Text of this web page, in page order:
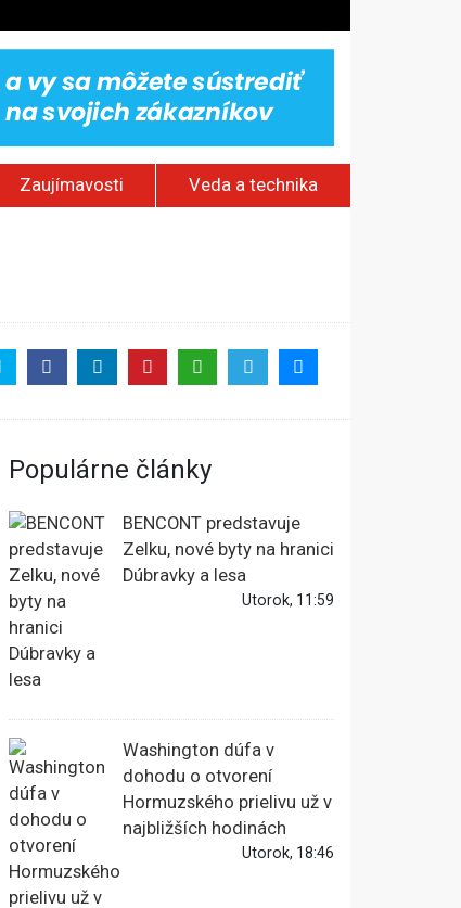
Zaujímavosti Veda a technika
Populárne články
BENCONT predstavuje
Zelku, nové byty na hranici
Dúbravky a lesa
Utorok, 11:59
Washington dúfa v
dohodu o otvorení
Hormuzského prielivu už v
najbližších hodinách
Utorok, 18:46